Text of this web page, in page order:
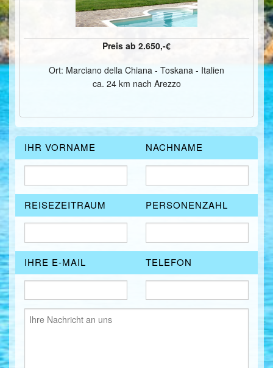
KONTAKT/ANFRAGE
FEEDBACKS
Preis ab 2.650,-€
Ort: Marciano della Chiana - Toskana - Italien
ca. 24 km nach Arezzo
IHR VORNAME NACHNAME
REISEZEITRAUM PERSONENZAHL
IHRE E-MAIL TELEFON